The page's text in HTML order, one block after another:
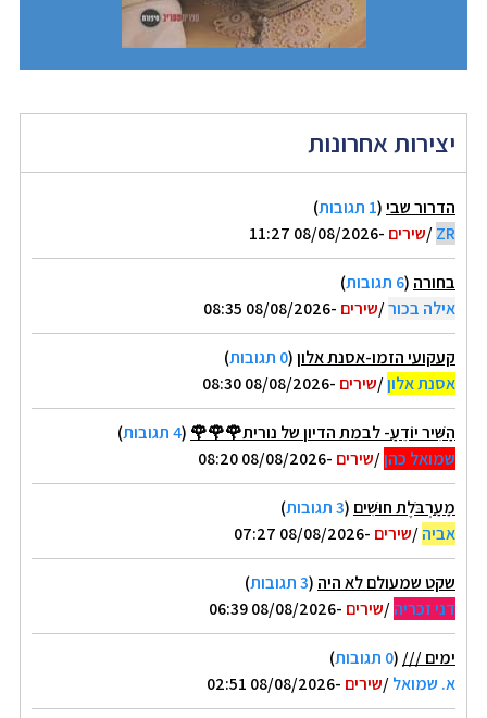
יצירות אחרונות
הדרור שבי(1 תגובות
)
ZR
/שירים -08/08/2026 11:27
בחורה (6 תגובות
)
אילה בכור/שירים -08/08/2026 08:35
קעקועי הזמו-אסנת אלון(0 תגובות
)
אסנת אלון/שירים -08/08/2026 08:30
הַשִּׁיר יוֹדֵעַ- לבמת הדיון של נורית🌹🌹🌹 (4 תגובות
)
שמואל כהן/שירים -08/08/2026 08:20
מַעַרְבֹּלֶת חוּשִׁים (3 תגובות
)
אביה/שירים -08/08/2026 07:27
שקט שמעולם לא היה (3 תגובות
)
דני זכריה/שירים -08/08/2026 06:39
ימים /// (0 תגובות
)
א. שמואל/שירים -08/08/2026 02:51